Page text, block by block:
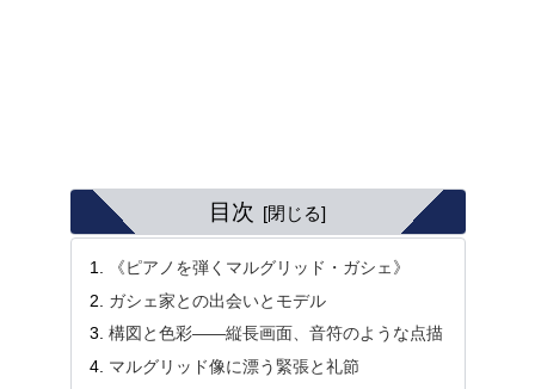
目次
《ピアノを弾くマルグリッド・ガシェ》
ガシェ家との出会いとモデル
構図と色彩――縦長画面、音符のような点描
マルグリッド像に漂う緊張と礼節